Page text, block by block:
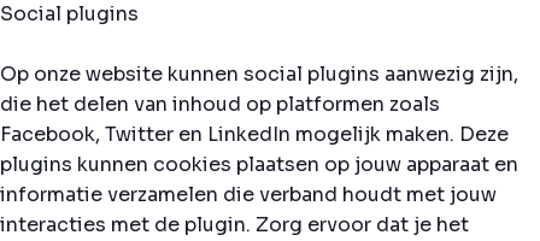
Social plugins
Op onze website kunnen social plugins aanwezig zijn,
die het delen van inhoud op platformen zoals
Facebook, Twitter en LinkedIn mogelijk maken. Deze
plugins kunnen cookies plaatsen op jouw apparaat en
informatie verzamelen die verband houdt met jouw
interacties met de plugin. Zorg ervoor dat je het